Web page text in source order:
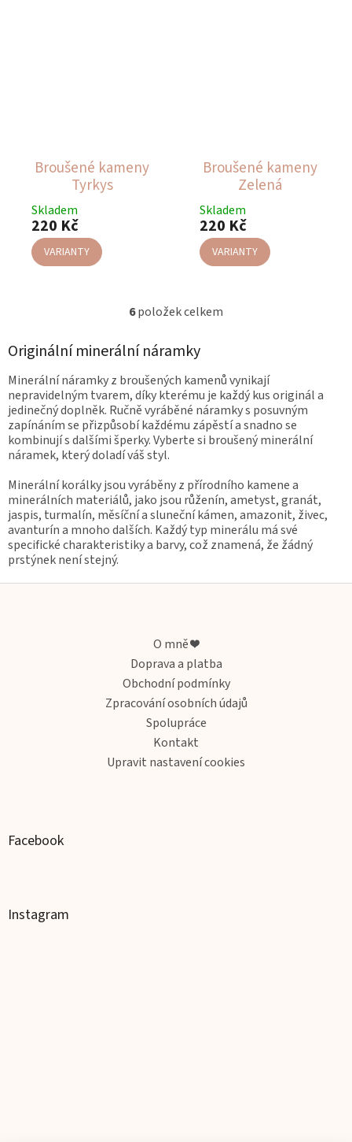
Broušené kameny
Tyrkys
Skladem
220 Kč
VARIANTY
Broušené kameny
Zelená
Skladem
220 Kč
VARIANTY
O
l
d
a
c
í
p
k
y
v
ý
p
u
6položek celkem
Originální minerální náramky
Minerální náramky z broušených kamenů vynikají
nepravidelným tvarem, díky kterému je každý kus originál a
jedinečný doplněk. Ručně vyráběné náramky s posuvným
zapínáním se přizpůsobí každému zápěstí a snadno se
kombinují s dalšími šperky. Vyberte si broušený minerální
náramek, který doladí váš styl.
Minerální korálky jsou vyráběny z přírodního kamene a
minerálních materiálů, jako jsou růženín, ametyst, granát,
jaspis, turmalín, měsíční a sluneční kámen, amazonit, živec,
avanturín a mnoho dalších. Každý typ minerálu má své
specifické charakteristiky a barvy, což znamená, že žádný
prstýnek není stejný.
Z
O mně ❤️
Doprava a platba
Obchodní podmínky
Zpracování osobních údajů
Spolupráce
Kontakt
Upravit nastavení cookies
Facebook
Instagram